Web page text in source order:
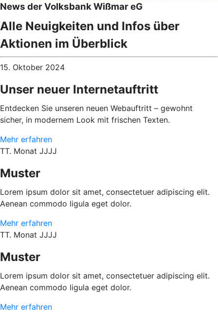
News der Volksbank Wißmar eG
Alle Neuigkeiten und Infos über
Aktionen im Überblick
15. Oktober 2024
Unser neuer Internetauftritt
Entdecken Sie unseren neuen Webauftritt – gewohnt
sicher, in modernem Look mit frischen Texten.
Mehr erfahren
TT. Monat JJJJ
Muster
Lorem ipsum dolor sit amet, consectetuer adipiscing elit.
Aenean commodo ligula eget dolor.
Mehr erfahren
TT. Monat JJJJ
Muster
Lorem ipsum dolor sit amet, consectetuer adipiscing elit.
Aenean commodo ligula eget dolor.
Mehr erfahren